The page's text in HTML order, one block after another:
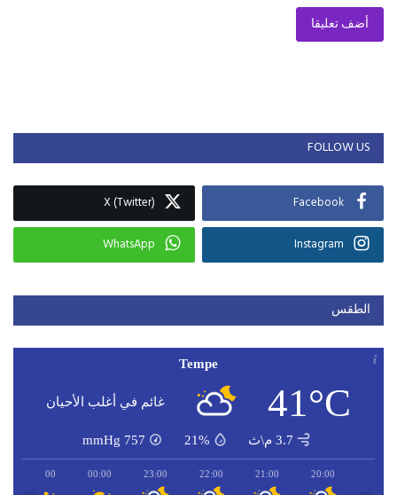
أضف تعليقا
FOLLOW US
Facebook
X (Twitter)
Instagram
WhatsApp
الطقس
Tempe
41°C غائم في أغلب الأحيان
3.7 م\ث 21%
757
mmHg
20:00
21:00
22:00
23:00
00:00
01:00